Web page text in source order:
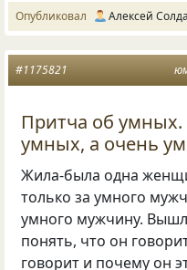
Опубликовал Алексей
#1175821
Притча об умных.
умных, а очень
Жила-была одна
только за умного
умного мужчину.
понять, что он
говорит и почему он